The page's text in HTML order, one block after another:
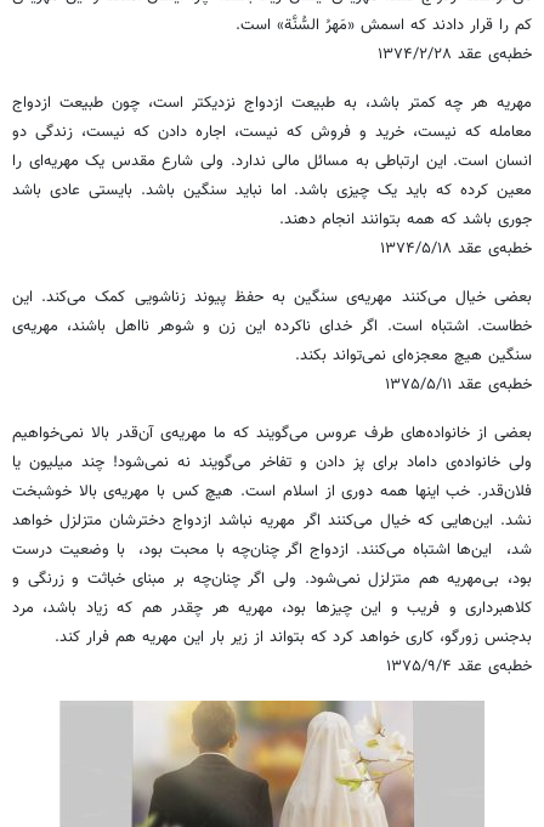
کم را قرار دادند که اسمش «مَهرُ السُّنَّة» است.
خطبه‌ی عقد ۱۳۷۴/۲/۲۸
مهریه هر چه کمتر باشد، به طبیعت ازدواج نزدیکتر است، چون طبیعت ازدواج
معامله که نیست، خرید و فروش که نیست، اجاره دادن که نیست، زندگی دو
انسان است. این ارتباطی به مسائل مالی ندارد. ولی شارع مقدس یک مهریه‌ای را
معین کرده که باید یک چیزی باشد. اما نباید سنگین باشد. بایستی عادی باشد
جوری باشد که همه بتوانند انجام دهند.
خطبه‌ی عقد ۱۳۷۴/۵/۱۸
بعضی خیال می‌کنند مهریه‌ی سنگین به حفظ پیوند زناشویی کمک می‌کند. این
خطاست. اشتباه است. اگر خدای ناکرده این زن و شوهر نااهل باشند، مهریه‌ی
سنگین هیچ معجزه‌ای نمی‌تواند بکند.
خطبه‌ی عقد ۱۳۷۵/۵/۱۱
بعضی از خانواده‌های طرف عروس می‌گویند که ما مهریه‌ی آن‌قدر بالا نمی‌خواهیم
ولی خانواده‌ی داماد برای پز دادن و تفاخر می‌گویند نه نمی‌شود! چند میلیون یا
فلان‌قدر. خب اینها همه دوری از اسلام است. هیچ کس با مهریه‌ی بالا خوشبخت
نشد. این‌هایی که خیال می‌کنند اگر مهریه نباشد ازدواج دخترشان متزلزل خواهد
شد، ‌ این‌ها اشتباه می‌کنند. ازدواج اگر چنان‌چه با محبت بود، ‌ با وضعیت درست
بود، بی‌مهریه هم متزلزل نمی‌شود. ولی اگر چنان‌چه بر مبنای خباثت و زرنگی و
کلاهبرداری و فریب و این چیزها بود، مهریه هر چقدر هم که زیاد باشد، مرد
بدجنس زورگو، کاری خواهد کرد که بتواند از زیر بار این مهریه هم فرار کند.
خطبه‌ی عقد ۱۳۷۵/۹/۴